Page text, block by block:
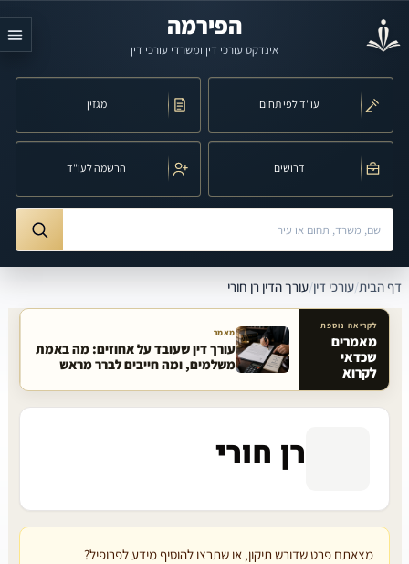
הפירמה
אינדקס עורכי דין ומשרדי עורכי דין
עו"ד לפי תחום מגזין
דרושים הרשמה לעו"ד
חיפוש לפי שם, משרד, תחום משפט או עיר
דף הבית/עורכי דין/עורך הדין רן חורי
מאמרים קשורים באתר
לקריאה נוספת
מאמרים
שכדאי
לקרוא
מאמר
עורך דין שעובד על אחוזים: מה באמת
משלמים, ומה חייבים לברר מראש
רן חורי
מצאתם פרט שדורש תיקון, או שתרצו להוסיף מידע לפרופיל?